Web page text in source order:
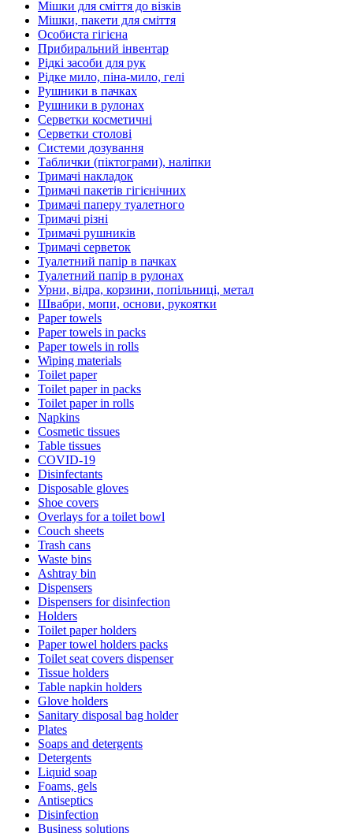
Мішки для сміття до візків
Мішки, пакети для сміття
Особиста гігієна
Прибиральний інвентар
Рідкі засоби для рук
Рідке мило, піна-мило, гелі
Рушники в пачках
Рушники в рулонах
Серветки косметичні
Серветки столові
Системи дозування
Таблички (піктограми), наліпки
Тримачі накладок
Тримачі пакетів гігієнічних
Тримачі паперу туалетного
Тримачі різні
Тримачі рушників
Тримачі серветок
Туалетний папір в пачках
Туалетний папір в рулонах
Урни, відра, корзини, попільниці, метал
Швабри, мопи, основи, рукоятки
Paper towels
Paper towels in packs
Paper towels in rolls
Wiping materials
Toilet paper
Toilet paper in packs
Toilet paper in rolls
Napkins
Cosmetic tissues
Table tissues
COVID-19
Disinfectants
Disposable gloves
Shoe covers
Overlays for a toilet bowl
Couch sheets
Trash cans
Waste bins
Ashtray bin
Dispensers
Dispensers for disinfection
Holders
Toilet paper holders
Paper towel holders packs
Toilet seat covers dispenser
Tissue holders
Table napkin holders
Glove holders
Sanitary disposal bag holder
Plates
Soaps and detergents
Detergents
Liquid soap
Foams, gels
Antiseptics
Disinfection
Business solutions